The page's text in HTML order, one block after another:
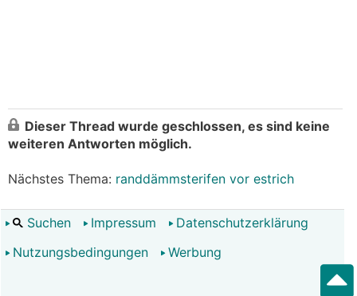
Dieser Thread wurde geschlossen, es sind keine
weiteren Antworten möglich.
Nächstes Thema: randdämmsterifen vor estrich
Suchen Impressum
Datenschutzerklärung
Nutzungsbedingungen
Werbung